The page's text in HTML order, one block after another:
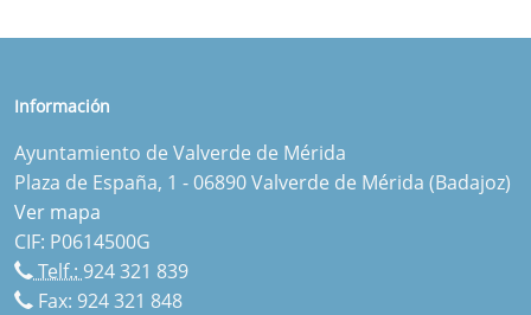
Información
Ayuntamiento de Valverde de Mérida
Plaza de España, 1 - 06890 Valverde de Mérida (Badajoz)
Ver mapa
CIF: P0614500G
Telf.: 924 321 839
Fax: 924 321 848